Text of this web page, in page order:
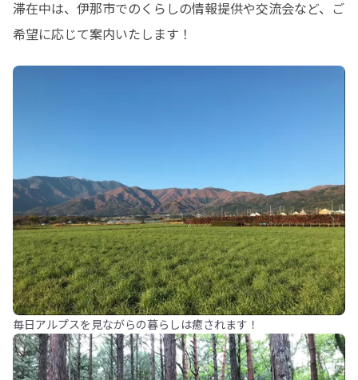
滞在中は、伊那市でのくらしの情報提供や交流会など、ご
希望に応じて案内いたします！
毎日アルプスを見ながらの暮らしは癒されます！